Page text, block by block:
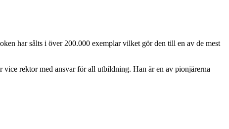
har sålts i över 200.000 exemplar vilket gör den till en av de mest
vice rektor med ansvar för all utbildning. Han är en av pionjärerna